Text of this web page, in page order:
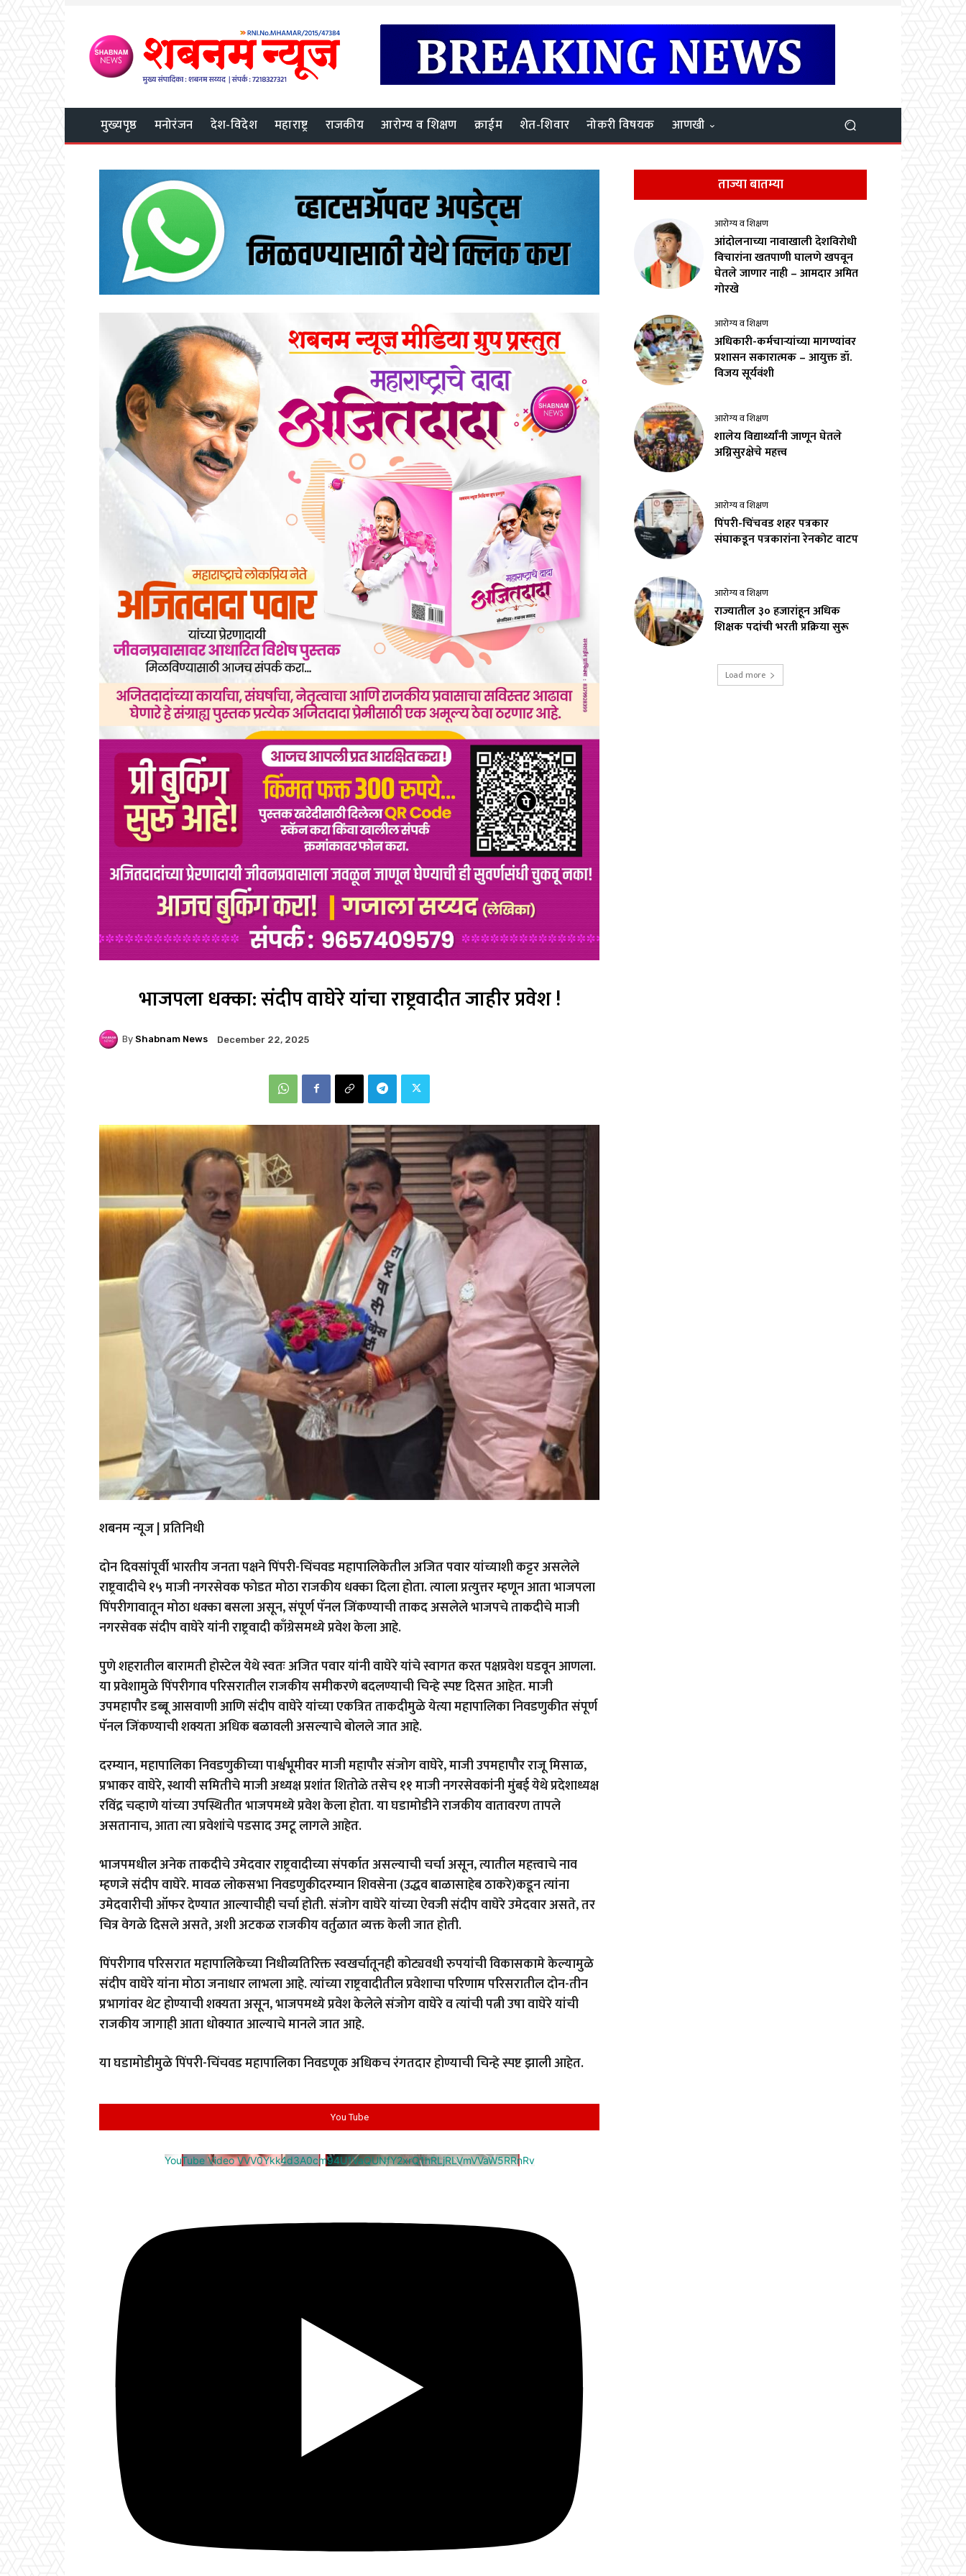
मुख्यपृष्ठ मनोरंजन देश-विदेश महाराष्ट्र राजकीय आरोग्य व शिक्षण क्राईम शेत-शिवार नोकरी विषयक आणखी
भाजपला धक्का: संदीप वाघेरे यांचा राष्ट्रवादीत जाहीर प्रवेश !
By Shabnam News December 22, 2025
शबनम न्यूज | प्रतिनिधी
दोन दिवसांपूर्वी भारतीय जनता पक्षने पिंपरी-चिंचवड महापालिकेतील अजित पवार यांच्याशी कट्टर असलेले
राष्ट्रवादीचे १५ माजी नगरसेवक फोडत मोठा राजकीय धक्का दिला होता. त्याला प्रत्युत्तर म्हणून आता भाजपला
पिंपरीगावातून मोठा धक्का बसला असून, संपूर्ण पॅनल जिंकण्याची ताकद असलेले भाजपचे ताकदीचे माजी
नगरसेवक संदीप वाघेरे यांनी राष्ट्रवादी काँग्रेसमध्ये प्रवेश केला आहे.
पुणे शहरातील बारामती होस्टेल येथे स्वतः अजित पवार यांनी वाघेरे यांचे स्वागत करत पक्षप्रवेश घडवून आणला.
या प्रवेशामुळे पिंपरीगाव परिसरातील राजकीय समीकरणे बदलण्याची चिन्हे स्पष्ट दिसत आहेत. माजी
उपमहापौर डब्बू आसवाणी आणि संदीप वाघेरे यांच्या एकत्रित ताकदीमुळे येत्या महापालिका निवडणुकीत संपूर्ण
पॅनल जिंकण्याची शक्यता अधिक बळावली असल्याचे बोलले जात आहे.
दरम्यान, महापालिका निवडणुकीच्या पार्श्वभूमीवर माजी महापौर संजोग वाघेरे, माजी उपमहापौर राजू मिसाळ,
प्रभाकर वाघेरे, स्थायी समितीचे माजी अध्यक्ष प्रशांत शितोळे तसेच ११ माजी नगरसेवकांनी मुंबई येथे प्रदेशाध्यक्ष
रविंद्र चव्हाणे यांच्या उपस्थितीत भाजपमध्ये प्रवेश केला होता. या घडामोडीने राजकीय वातावरण तापले
असतानाच, आता त्या प्रवेशांचे पडसाद उमटू लागले आहेत.
भाजपमधील अनेक ताकदीचे उमेदवार राष्ट्रवादीच्या संपर्कात असल्याची चर्चा असून, त्यातील महत्त्वाचे नाव
म्हणजे संदीप वाघेरे. मावळ लोकसभा निवडणुकीदरम्यान शिवसेना (उद्धव बाळासाहेब ठाकरे)कडून त्यांना
उमेदवारीची ऑफर देण्यात आल्याचीही चर्चा होती. संजोग वाघेरे यांच्या ऐवजी संदीप वाघेरे उमेदवार असते, तर
चित्र वेगळे दिसले असते, अशी अटकळ राजकीय वर्तुळात व्यक्त केली जात होती.
पिंपरीगाव परिसरात महापालिकेच्या निधीव्यतिरिक्त स्वखर्चातूनही कोट्यवधी रुपयांची विकासकामे केल्यामुळे
संदीप वाघेरे यांना मोठा जनाधार लाभला आहे. त्यांच्या राष्ट्रवादीतील प्रवेशाचा परिणाम परिसरातील दोन-तीन
प्रभागांवर थेट होण्याची शक्यता असून, भाजपमध्ये प्रवेश केलेले संजोग वाघेरे व त्यांची पत्नी उषा वाघेरे यांची
राजकीय जागाही आता धोक्यात आल्याचे मानले जात आहे.
या घडामोडीमुळे पिंपरी-चिंचवड महापालिका निवडणूक अधिकच रंगतदार होण्याची चिन्हे स्पष्ट झाली आहेत.
You Tube
YouTube Video VVV0Ykk4d3A0cm94U1VaQUNfY2xrQ1hRLjRLVmVVaW5RRnRv
ताज्या बातम्या
आरोग्य व शिक्षण
आंदोलनाच्या नावाखाली देशविरोधी
विचारांना खतपाणी घालणे खपवून
घेतले जाणार नाही – आमदार अमित
गोरखे
आरोग्य व शिक्षण
अधिकारी-कर्मचाऱ्यांच्या मागण्यांवर
प्रशासन सकारात्मक – आयुक्त डॉ.
विजय सूर्यवंशी
आरोग्य व शिक्षण
शालेय विद्यार्थ्यांनी जाणून घेतले
अग्निसुरक्षेचे महत्त्व
आरोग्य व शिक्षण
पिंपरी-चिंचवड शहर पत्रकार
संघाकडून पत्रकारांना रेनकोट वाटप
आरोग्य व शिक्षण
राज्यातील ३० हजारांहून अधिक
शिक्षक पदांची भरती प्रक्रिया सुरू
Load more